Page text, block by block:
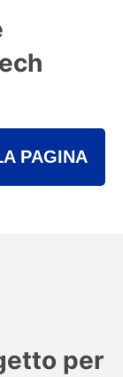
PAGINA
per